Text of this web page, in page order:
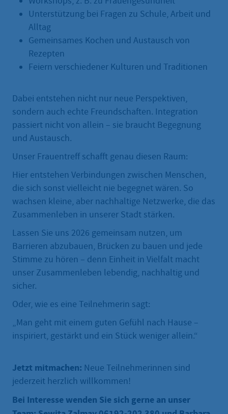
Unterstützung bei Fragen zu Schule, Arbeit und
Alltag
Gemeinsames Kochen und Austausch von
Rezepten
Feiern verschiedener Kulturen und Traditionen
Dabei entstehen nicht nur neue Perspektiven,
sondern auch echte Freundschaften. Integration
passiert nicht von allein – sie braucht Begegnung
und Austausch.
Unser Frauentreff schafft genau diesen Raum:
Hier entstehen Verbindungen zwischen Menschen,
die sich sonst vielleicht nie begegnet wären. So
wachsen kleine, aber nachhaltige Netzwerke, die das
Zusammenleben in unserer Stadt stärken.
Lassen Sie uns 2026 gemeinsam nutzen, um
Barrieren abzubauen, Brücken zu bauen und jede
Stimme zu hören – denn Einheit in Vielfalt macht
unser Zusammenleben lebendig, nachhaltig und
sicher.
Oder, wie es eine Teilnehmerin sagt:
„Man geht mit einem guten Gefühl nach Hause –
inspiriert, gestärkt und ein Stück weniger allein.“
Jetzt mitmachen: Neue Teilnehmerinnen sind
jederzeit herzlich willkommen!
Bei Interesse wenden Sie sich gerne an unser